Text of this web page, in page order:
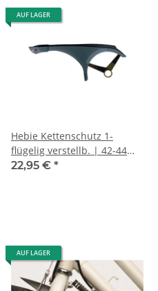
AUF LAGER
Hebie Kettenschutz 1-
flügelig verstellb. | 42-44
Zähne, rauch/blau
22,95 € *
AUF LAGER